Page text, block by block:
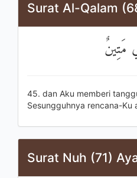
Surat Al-Qalam
مَتِينٌ
45. dan Aku memberi
Sesungguhnya rencana-Ku
Surat Nuh (71)